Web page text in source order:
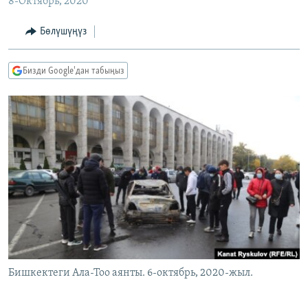
ЭКОНОМИКА
МАДАНИЯТ
БОРБОР АЗИЯ
АТАЙЫН ИЛИКТӨӨ
ТВ ПРОГРАММАЛАР
ЭКСПЕРТТЕР ТАЛДАЙТ
БИЗ ЖАНА ДҮЙНӨ
ДАНИСТЕ
ЭЖЕ-СИҢДИЛЕР
АЗАТТЫК+
ЫҢГАЙСЫЗ СУРООЛОР
ӨЗГӨЧӨ ПИКИР
Русский
ОНЛАЙН ШЕРИНЕ
ЭЕ/АРнун бардык сайттары
Бөлүшүңүз
Бизди Google'дан табыңыз
Бишкектеги Ала-Тоо аянты. 6-октябрь, 2020-жыл.